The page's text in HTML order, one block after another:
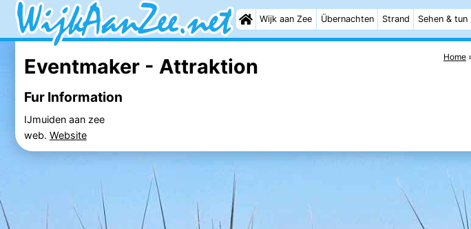
Wijk aan Zee Übernachten Strand Sehen & tun
Home
Eventmaker - Attraktion
Fur Information
IJmuiden aan zee
web. Website